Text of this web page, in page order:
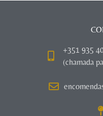
+351 935
(chamada